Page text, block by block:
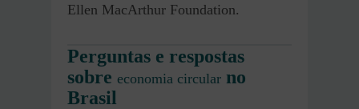
Ellen MacArthur Foundation.
Perguntas e respostas
sobre economia circular no
Brasil